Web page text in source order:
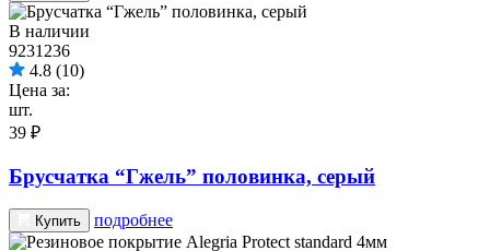
В наличии
9231236
4.8 (10)
Цена за:
шт.
39 ₽
Брусчатка “Гжель” половинка, серый
Купить подробнее